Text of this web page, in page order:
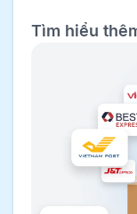
Tìm hiểu